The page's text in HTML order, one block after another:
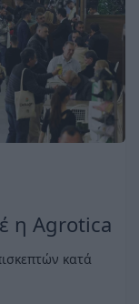
η Agrotica
κατά